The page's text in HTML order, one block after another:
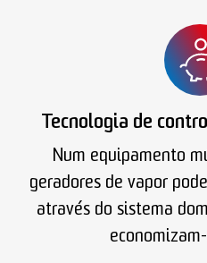
Tecnologia de
Num equipamento
geradores de vapor
através do sistema